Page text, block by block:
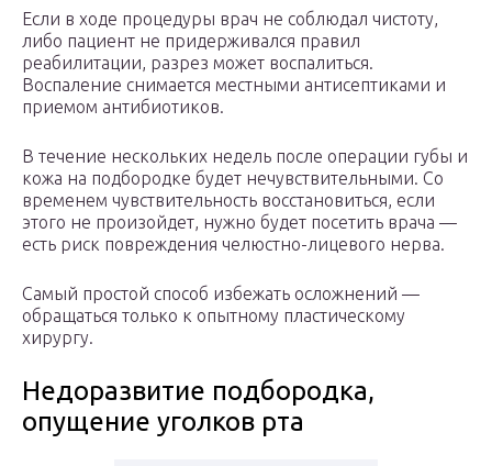
Если в ходе процедуры врач не соблюдал чистоту,
либо пациент не придерживался правил
реабилитации, разрез может воспалиться.
Воспаление снимается местными антисептиками и
приемом антибиотиков.
В течение нескольких недель после операции губы и
кожа на подбородке будет нечувствительными. Со
временем чувствительность восстановиться, если
этого не произойдет, нужно будет посетить врача —
есть риск повреждения челюстно-лицевого нерва.
Самый простой способ избежать осложнений —
обращаться только к опытному пластическому
хирургу.
Недоразвитие подбородка,
опущение уголков рта